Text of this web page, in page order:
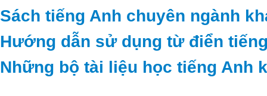
Sách tiếng Anh chuyên ngành
Hướng dẫn sử dụng từ điển
Những bộ tài liệu học tiếng Anh